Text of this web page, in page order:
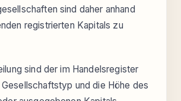
sind daher anhand
registrierten Kapitals zu
sind der im Handelsregister
und die Höhe des